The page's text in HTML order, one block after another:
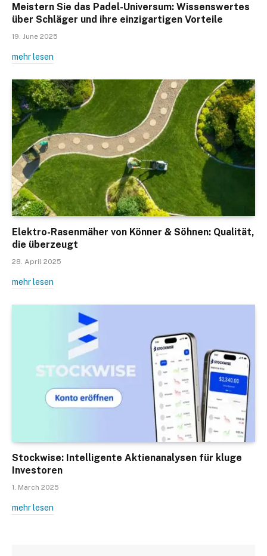
Meistern Sie das Padel-Universum: Wissenswertes
über Schläger und ihre einzigartigen Vorteile
19. June 2025
mehr lesen
Elektro-Rasenmäher von Könner & Söhnen: Qualität,
die überzeugt
28. April 2025
mehr lesen
Stockwise: Intelligente Aktienanalysen für kluge
Investoren
1. March 2025
mehr lesen